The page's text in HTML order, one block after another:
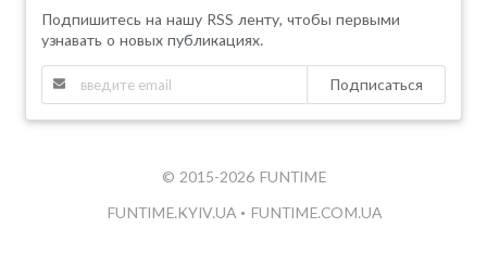
Подпишитесь на нашу RSS ленту, чтобы первыми
узнавать о новых публикациях.
Подписаться
© 2015-2026 FUNTIME
FUNTIME.KYIV.UA • FUNTIME.COM.UA